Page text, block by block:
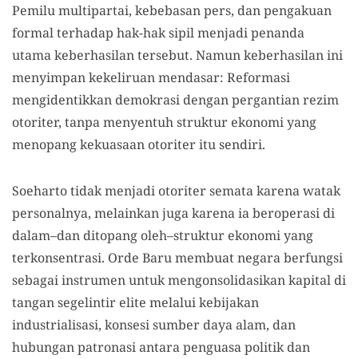
Pemilu multipartai, kebebasan pers, dan pengakuan
formal terhadap hak-hak sipil menjadi penanda
utama keberhasilan tersebut. Namun keberhasilan ini
menyimpan kekeliruan mendasar: Reformasi
mengidentikkan demokrasi dengan pergantian rezim
otoriter, tanpa menyentuh struktur ekonomi yang
menopang kekuasaan otoriter itu sendiri.
Soeharto tidak menjadi otoriter semata karena watak
personalnya, melainkan juga karena ia beroperasi di
dalam–dan ditopang oleh–struktur ekonomi yang
terkonsentrasi. Orde Baru membuat negara berfungsi
sebagai instrumen untuk mengonsolidasikan kapital di
tangan segelintir elite melalui kebijakan
industrialisasi, konsesi sumber daya alam, dan
hubungan patronasi antara penguasa politik dan